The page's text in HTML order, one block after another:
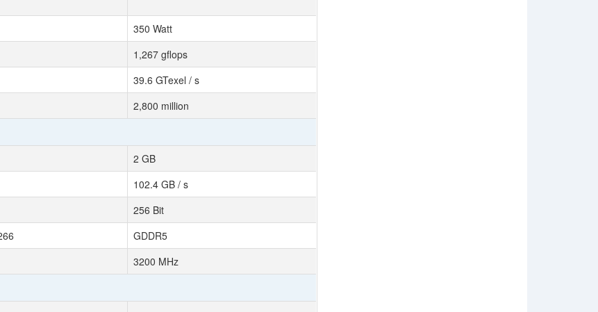
350 Watt
1,267 gflops
39.6 GTexel / s
2,800 million
2 GB
102.4 GB / s
256 Bit
GDDR5
3200 MHz